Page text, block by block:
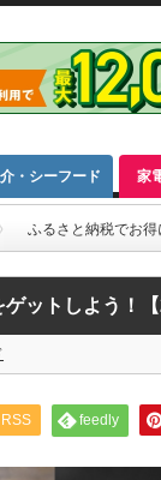
・シーフード 家
ふるさと納税でお
ットしよう！【
RSS feedly